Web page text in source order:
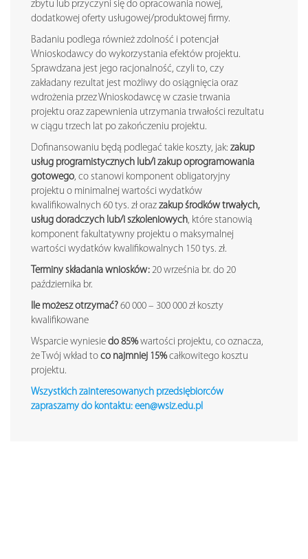
zbytu lub przyczyni się do opracowania nowej,
dodatkowej oferty usługowej/produktowej firmy.
Badaniu podlega również zdolność i potencjał
Wnioskodawcy do wykorzystania efektów projektu.
Sprawdzana jest jego racjonalność, czyli to, czy
zakładany rezultat jest możliwy do osiągnięcia oraz
wdrożenia przez Wnioskodawcę w czasie trwania
projektu oraz zapewnienia utrzymania trwałości rezultatu
w ciągu trzech lat po zakończeniu projektu.
Dofinansowaniu będą podlegać takie koszty, jak: zakup
usług programistycznych lub/i zakup oprogramowania
gotowego, co stanowi komponent obligatoryjny
projektu o minimalnej wartości wydatków
kwalifikowalnych 60 tys. zł oraz zakup środków trwałych,
usług doradczych lub/i szkoleniowych, które stanowią
komponent fakultatywny projektu o maksymalnej
wartości wydatków kwalifikowalnych 150 tys. zł.
Terminy składania wniosków: 20 września br. do 20
października br.
Ile możesz otrzymać? 60 000 – 300 000 zł koszty
kwalifikowane
Wsparcie wyniesie do 85%wartości projektu, co oznacza,
że Twój wkład to co najmniej 15%całkowitego kosztu
projektu.
Wszystkich zainteresowanych przedsiębiorców
zapraszamy do kontaktu: een@wsiz.edu.pl